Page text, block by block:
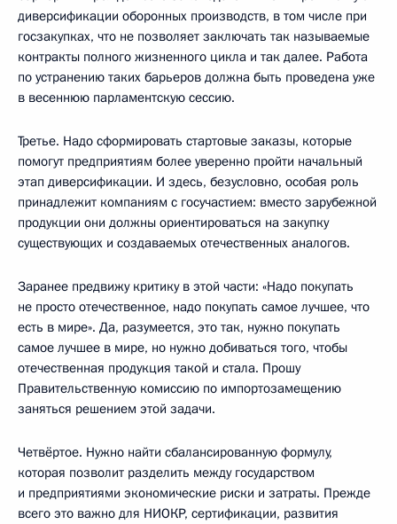
диверсификации оборонных производств, в том числе при
госзакупках, что не позволяет заключать так называемые
контракты полного жизненного цикла и так далее. Работа
по устранению таких барьеров должна быть проведена уже
в весеннюю парламентскую сессию.
Третье. Надо сформировать стартовые заказы, которые
помогут предприятиям более уверенно пройти начальный
этап диверсификации. И здесь, безусловно, особая роль
принадлежит компаниям с госучастием: вместо зарубежной
продукции они должны ориентироваться на закупку
существующих и создаваемых отечественных аналогов.
Заранее предвижу критику в этой части: «Надо покупать
не просто отечественное, надо покупать самое лучшее, что
есть в мире». Да, разумеется, это так, нужно покупать
самое лучшее в мире, но нужно добиваться того, чтобы
отечественная продукция такой и стала. Прошу
Правительственную комиссию по импортозамещению
заняться решением этой задачи.
Четвёртое. Нужно найти сбалансированную формулу,
которая позволит разделить между государством
и предприятиями экономические риски и затраты. Прежде
всего это важно для НИОКР, сертификации, развития